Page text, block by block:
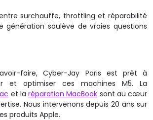
surchauffe, throttling et réparabilité
génération soulève de vraies questions
faire, Cyber-Jay Paris est prêt à
et optimiser ces machines M5. La
et la réparation MacBook sont au cœur
Nous intervenons depuis 20 ans sur
produits Apple.